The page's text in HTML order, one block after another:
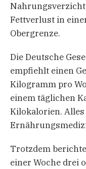
Fettverlust in
Obergrenze.
Die Deutsche
empfiehlt einen
Kilogramm pro
einem täglichen
Kilokalorien.
Trotzdem
einer Woche drei